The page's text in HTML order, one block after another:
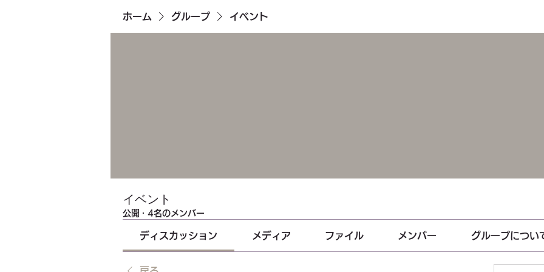
ホーム グループ イベント
イベント
公開 · 4名のメンバー
ディスカッション メディア ファイル メンバー グループについ